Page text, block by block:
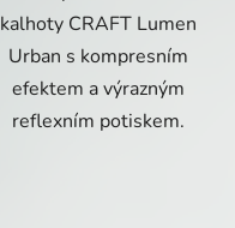
kalhoty CRAFT Lumen
Urban s kompresním
efektem a výrazným
reflexním potiskem.